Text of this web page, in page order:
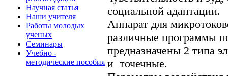
Научная статья
Наши учителя
Работы молодых
ученых
Семинары
Учебно -
методические пособия
социальной адаптации.
Аппарат для
различные программы
предназначены 2 типа
и точечные.